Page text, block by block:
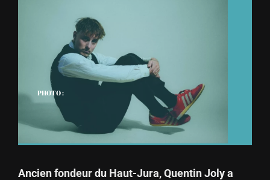
PHOTO :
Ancien fondeur du Haut-Jura, Quentin Joly a